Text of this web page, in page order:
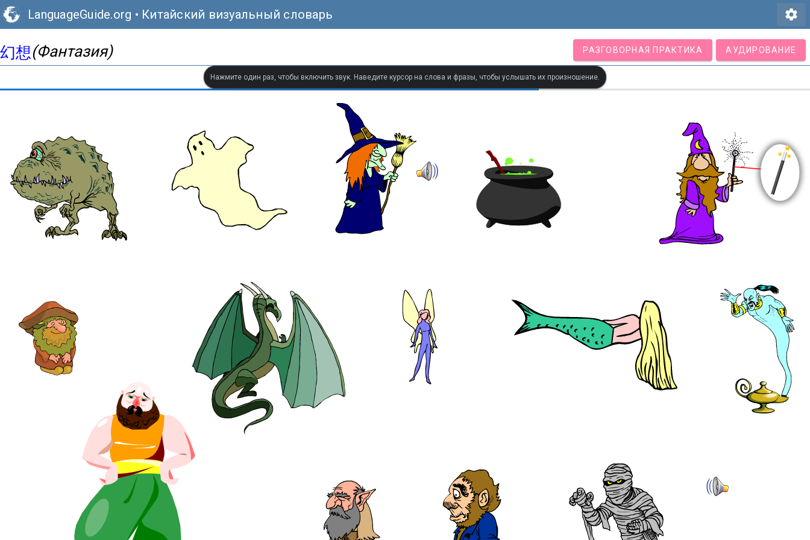
LanguageGuide.org • Китайский визуальный словарь settings
幻想(Фантазия) РАЗГОВОРНАЯ ПРАКТИКА АУДИРОВАНИЕ
Нажмите один раз, чтобы включить звук. Наведите курсор на слова и фразы, чтобы услышать их произношение.